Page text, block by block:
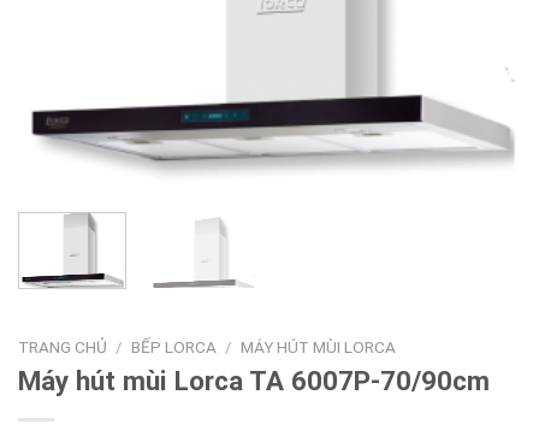
TRANG CHỦ / BẾP LORCA / MÁY HÚT MÙI LORCA
Máy hút mùi Lorca TA 6007P-70/90cm